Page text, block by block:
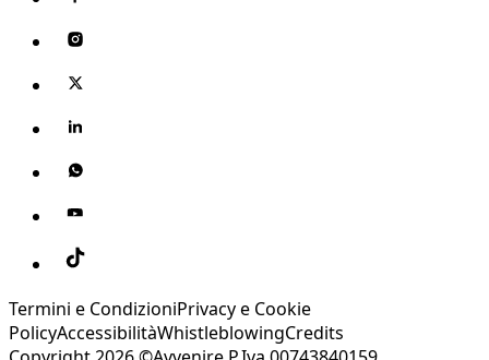
Termini e CondizioniPrivacy e Cookie
PolicyAccessibilitàWhistleblowingCredits